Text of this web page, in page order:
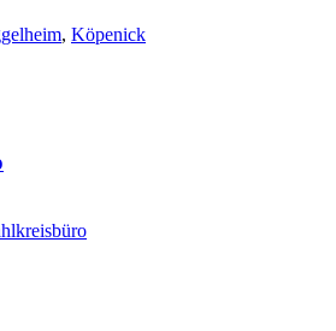
, Köpenick